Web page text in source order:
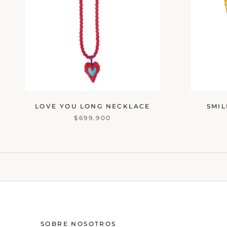
LOVE YOU LONG NECKLACE
$699.900
SOBRE NOSOTROS